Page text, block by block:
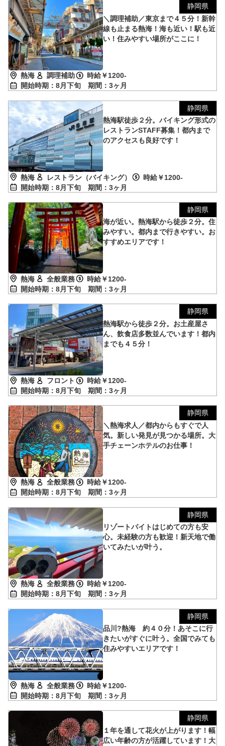
静岡県
＼調理補助／東京まで４５分！新幹
線も止まる熱海！海も近い！駅も近
い！住みやすい場所がここに！
熱海 調理補助
時給￥1200-
開始時期：8月下旬 期間：3ヶ月
静岡県
熱海駅徒歩２分。バイキング形式の
レストランSTAFF募集！都内まで
のアクセスも良好です！
熱海 レストラン（バイキング）
時給￥1200-
開始時期：8月下旬 期間：3ヶ月
静岡県
海が近い。熱海駅から徒歩２分。住
みやすい。都内まで行きやすい。お
すすめエリアです！
熱海 全般業務
時給￥1200-
開始時期：8月下旬 期間：3ヶ月
静岡県
熱海駅から徒歩２分。お土産屋さ
ん、飲食店多数並んでいます！都内
までも４５分！
熱海 フロント
時給￥1200-
開始時期：8月下旬 期間：3ヶ月
静岡県
＼熱海求人／都内からもすぐで人
気。新しい発見が見つかる場所。大
手チェーンホテルのお仕事！
熱海 全般業務
時給￥1200-
開始時期：8月下旬 期間：3ヶ月
静岡県
リゾートバイトはじめての方も安
心。未経験の方も歓迎！新天地で働
いてみたいが叶う。
熱海 全般業務
時給￥1200-
開始時期：8月下旬 期間：3ヶ月
静岡県
品川?熱海 約４０分！あそこに行
きたいがすぐに叶う。全国でみても
住みやすいエリアです！
熱海 全般業務
時給￥1200-
開始時期：8月下旬 期間：3ヶ月
静岡県
１年を通して花火が上がります！幅
広い年齢の方が活躍しています！大